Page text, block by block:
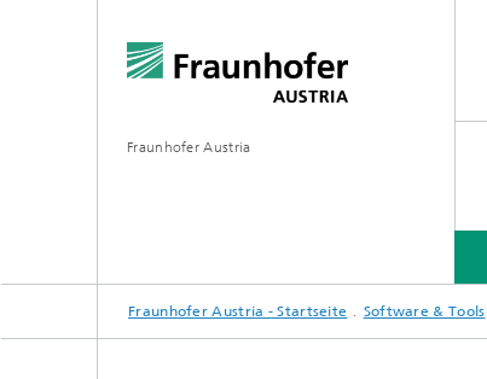
Fraunhofer Austria
Fraunhofer Austria - Startseite Software & Tools